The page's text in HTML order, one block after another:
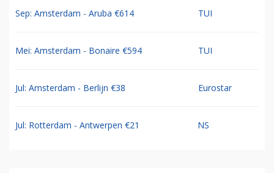
Sep: Amsterdam - Aruba €614 TUI
Mei: Amsterdam - Bonaire €594 TUI
Jul: Amsterdam - Berlijn €38 Eurostar
Jul: Rotterdam - Antwerpen €21 NS